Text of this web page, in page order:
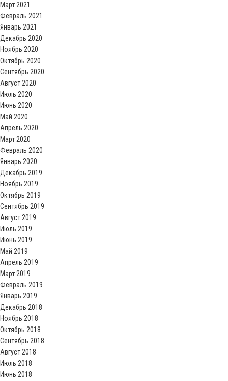
Март 2021
Февраль 2021
Январь 2021
Декабрь 2020
Ноябрь 2020
Октябрь 2020
Сентябрь 2020
Август 2020
Июль 2020
Июнь 2020
Май 2020
Апрель 2020
Март 2020
Февраль 2020
Январь 2020
Декабрь 2019
Ноябрь 2019
Октябрь 2019
Сентябрь 2019
Август 2019
Июль 2019
Июнь 2019
Май 2019
Апрель 2019
Март 2019
Февраль 2019
Январь 2019
Декабрь 2018
Ноябрь 2018
Октябрь 2018
Сентябрь 2018
Август 2018
Июль 2018
Июнь 2018